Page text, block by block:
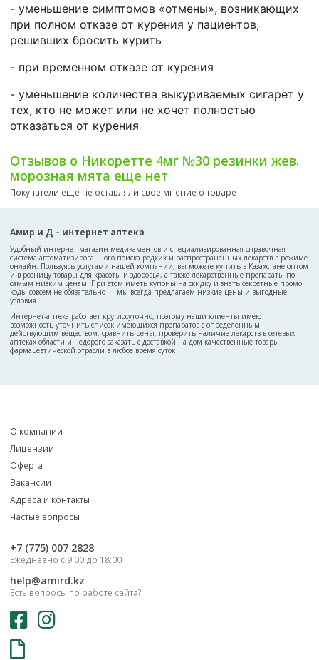
- уменьшение симптомов «отмены», возникающих
при полном отказе от курения у пациентов,
решивших бросить курить
- при временном отказе от курения
- уменьшение количества выкуриваемых сигарет у
тех, кто не может или не хочет полностью
отказаться от курения
Отзывов о Никоретте 4мг №30 резинки жев.
морозная мята еще нет
Покупатели еще не оставляли свое мнение о товаре
Амир и Д – интернет аптека
Удобный интернет-магазин медикаментов и специализированная справочная
система автоматизированного поиска редких и распространенных лекарств в режиме
онлайн. Пользуясь услугами нашей компании, вы можете купить в Казахстане оптом
и в розницу товары для красоты и здоровья, а также лекарственные препараты по
самым низким ценам. При этом иметь купоны на скидку и знать секретные промо
коды совсем не обязательно — мы всегда предлагаем низкие цены и выгодные
условия
Интернет-аптека работает круглосуточно, поэтому наши клиенты имеют
возможность уточнить список имеющихся препаратов с определенным
действующим веществом, сравнить цены, проверить наличие лекарств в сетевых
аптеках области и недорого заказать с доставкой на дом качественные товары
фармацевтической отрасли в любое время суток
О компании
Лицензии
Оферта
Вакансии
Адреса и контакты
Частые вопросы
‎+7 (775) 007 2828
Ежедневно с 9:00 до 18:00
help@amird.kz
Есть вопросы по работе сайта?